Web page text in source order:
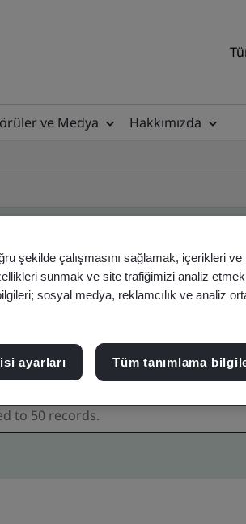
ve Medya
Hakkımızda
and Verification
şekilde çalışmasını sağlamak, içerikleri ve
sunmak ve site trafiğimizi analiz etmek
sosyal medya, reklamcılık ve analiz
ayarları Tüm tanımlama